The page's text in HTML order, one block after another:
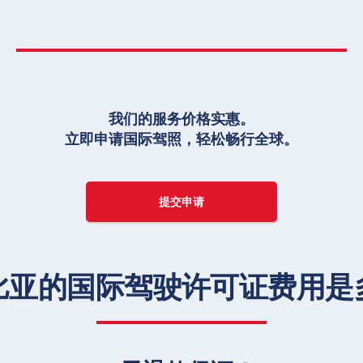
我们的服务价格实惠。
立即申请国际驾照，轻松畅行全球。
提交申请
亚的国际驾驶许可证费用是